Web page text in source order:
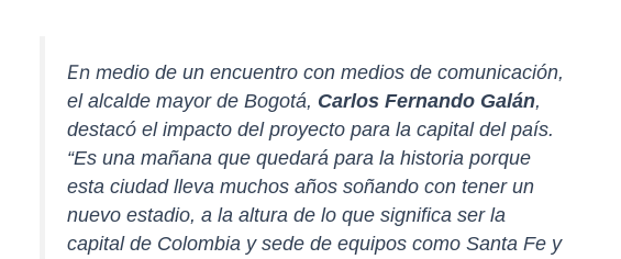
En medio de un encuentro con medios de comunicación,
el alcalde mayor de Bogotá, Carlos Fernando Galán,
destacó el impacto del proyecto para la capital del país.
“Es una mañana que quedará para la historia porque
esta ciudad lleva muchos años soñando con tener un
nuevo estadio, a la altura de lo que significa ser la
capital de Colombia y sede de equipos como Santa Fe y